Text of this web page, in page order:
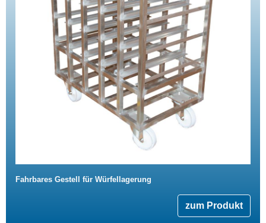
Fahrbares Gestell für Würfellagerung
zum Produkt